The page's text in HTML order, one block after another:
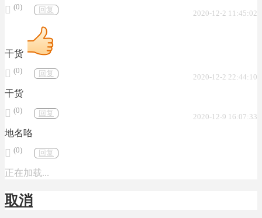
 (0) 回复 2020-12-2 11:45:02
干货
 (0) 回复 2020-12-2 22:44:10
干货
 (0) 回复 2020-12-9 16:07:33
地名咯
 (0) 回复
正在加载...
取消